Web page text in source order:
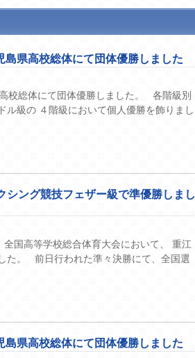
県高校総体にて団体優勝しました
校総体にて団体優勝しました。 各階級別
ル級の ４階級において個人優勝を飾りまし
ング競技フェザー級で準優勝しまし
国高等学校総合体育大会において、 重江
た。 前日行われた準々決勝にて、全国選
県高校総体にて団体優勝しました